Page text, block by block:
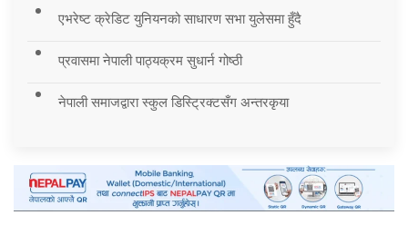
एभरेष्ट क्रेडिट युनियनको साधारण सभा युलेसमा हुँदै
प्रवासमा नेपाली पाठ्यक्रम सुधार्न गोष्ठी
नेपाली समाजद्वारा स्कुल डिस्ट्रिक्टसँग अन्तरकृया